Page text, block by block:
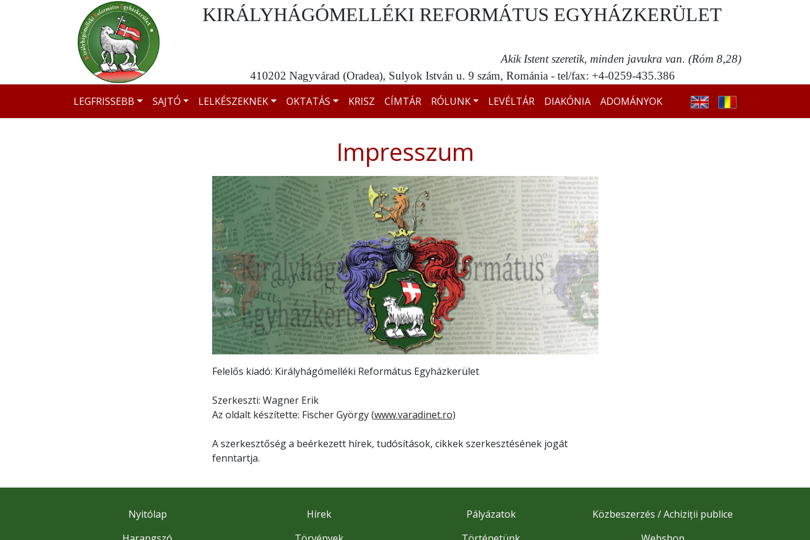
KIRÁLYHÁGÓMELLÉKI REFORMÁTUS EGYHÁZKERÜLET
Akik Istent szeretik, minden javukra van. (Róm 8,28)
410202 Nagyvárad (Oradea), Sulyok István u. 9 szám, Románia - tel/fax: +4-0259-435.386
LEGFRISSEBB SAJTÓ LELKÉSZEKNEK OKTATÁS KRISZ CÍMTÁR RÓLUNK LEVÉLTÁR DIAKÓNIA ADOMÁNYOK
Impresszum
Felelős kiadó: Királyhágómelléki Református Egyházkerület
Szerkeszti: Wagner Erik
Az oldalt készítette: Fischer György (www.varadinet.ro)
A szerkesztőség a beérkezett hírek, tudósítások, cikkek szerkesztésének jogát
fenntartja.
Nyitólap Hírek Pályázatok
Közbeszerzés / Achiziții publice